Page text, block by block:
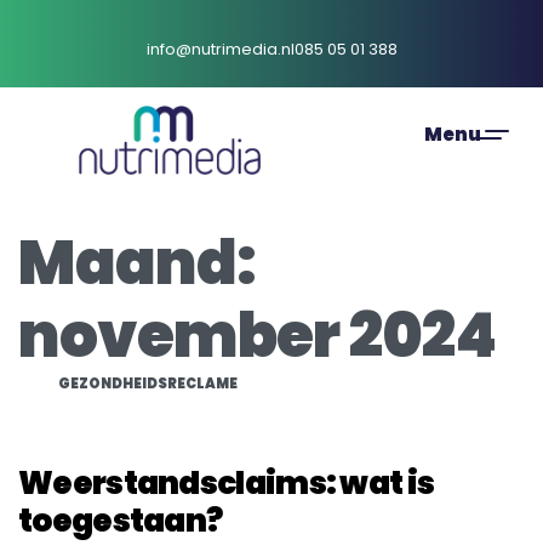
info@nutrimedia.nl085 05 01 388
Maand:
november 2024
GEZONDHEIDSRECLAME
Weerstandsclaims: wat is
toegestaan?